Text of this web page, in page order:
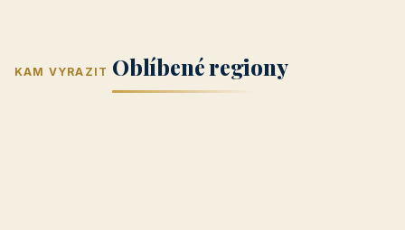
KAM VYRAZIT Oblíbené regiony
(Jihomoravský
kraj)
kraj)
Zlínský kraj Žilinský
Karlovarský
Střední Čechy
(Středočeský